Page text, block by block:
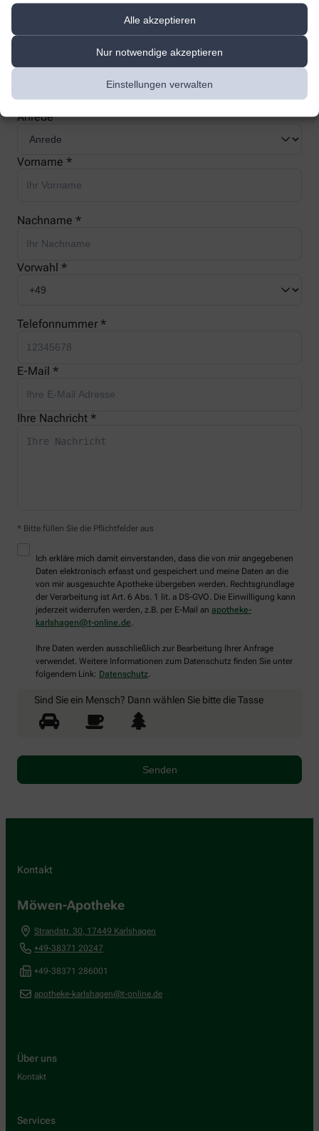
Alle akzeptieren
Nur notwendige akzeptieren
Einstellungen verwalten
Jetzt schnell und einfach online beantragen und beim nächsten
Besuch bei uns in der Apotheke abholen.
Anrede
Vorname *
Nachname *
Vorwahl *
Telefonnummer *
E-Mail *
Ihre Nachricht *
* Bitte füllen Sie die Pflichtfelder aus
Ich erkläre mich damit einverstanden, dass die von mir angegebenen
Daten elektronisch erfasst und gespeichert und meine Daten an die
von mir ausgesuchte Apotheke übergeben werden. Rechtsgrundlage
der Verarbeitung ist Art. 6 Abs. 1 lit. a DS-GVO. Die Einwilligung kann
jederzeit widerrufen werden, z.B. per E-Mail an apotheke-
karlshagen@t-online.de.
Ihre Daten werden ausschließlich zur Bearbeitung Ihrer Anfrage
verwendet. Weitere Informationen zum Datenschutz finden Sie unter
folgendem Link: Datenschutz.
Sind Sie ein Mensch? Dann wählen Sie bittedie Tasse
Kontakt
Möwen-Apotheke
Strandstr. 30, 17449 Karlshagen
+49-38371 20247
+49-38371 286001
apotheke-karlshagen@t-online.de
Über uns
Kontakt
Services